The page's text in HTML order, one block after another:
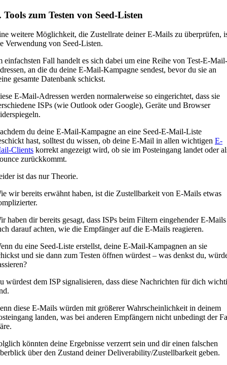
Tools zum Testen von Seed-Listen
weitere Möglichkeit, die Zustellrate deiner E-Mails zu überprüfen,
Verwendung von Seed-Listen.
einfachsten Fall handelt es sich dabei um eine Reihe von Test-E-Mail-
an die du deine E-Mail-Kampagne sendest, bevor du sie an
gesamte Datenbank schickst.
E-Mail-Adressen werden normalerweise so eingerichtet, dass sie
ISPs (wie Outlook oder Google), Geräte und Browser
du deine E-Mail-Kampagne an eine Seed-E-Mail-Liste
hast, solltest du wissen, ob deine E-Mail in allen wichtigen E-
Clients korrekt angezeigt wird, ob sie im Posteingang landet oder
zurückkommt.
ist das nur Theorie.
wir bereits erwähnt haben, ist die Zustellbarkeit von E-Mails etwas
haben dir bereits gesagt, dass ISPs beim Filtern eingehender E-Mails
darauf achten, wie die Empfänger auf die E-Mails reagieren.
du eine Seed-Liste erstellst, deine E-Mail-Kampagnen an sie
und sie dann zum Testen öffnen würdest – was denkst du,
würdest dem ISP signalisieren, dass diese Nachrichten für dich
diese E-Mails würden mit größerer Wahrscheinlichkeit in deinem
landen, was bei anderen Empfängern nicht unbedingt der
könnten deine Ergebnisse verzerrt sein und dir einen falschen
über den Zustand deiner Deliverability/Zustellbarkeit geben.